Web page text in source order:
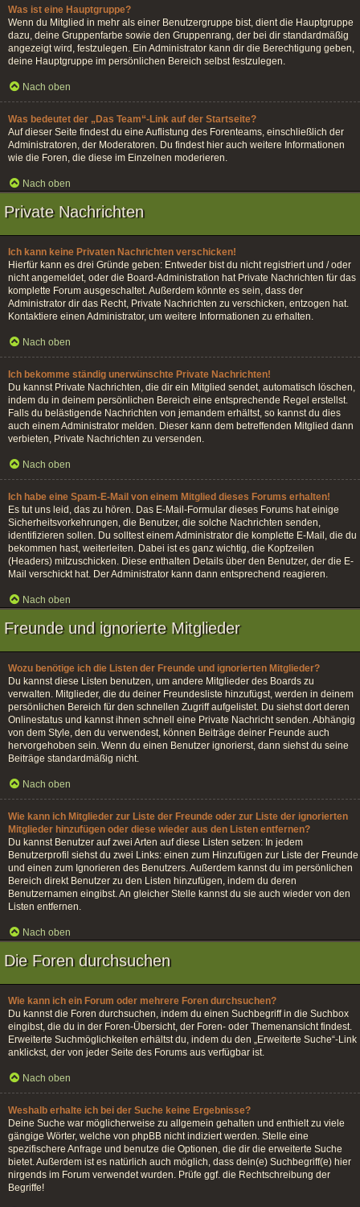
Was ist eine Hauptgruppe?
Wenn du Mitglied in mehr als einer Benutzergruppe bist, dient die Hauptgruppe
dazu, deine Gruppenfarbe sowie den Gruppenrang, der bei dir standardmäßig
angezeigt wird, festzulegen. Ein Administrator kann dir die Berechtigung geben,
deine Hauptgruppe im persönlichen Bereich selbst festzulegen.
Nach oben
Was bedeutet der „Das Team“-Link auf der Startseite?
Auf dieser Seite findest du eine Auflistung des Forenteams, einschließlich der
Administratoren, der Moderatoren. Du findest hier auch weitere Informationen
wie die Foren, die diese im Einzelnen moderieren.
Nach oben
Private Nachrichten
Ich kann keine Privaten Nachrichten verschicken!
Hierfür kann es drei Gründe geben: Entweder bist du nicht registriert und / oder
nicht angemeldet, oder die Board-Administration hat Private Nachrichten für das
komplette Forum ausgeschaltet. Außerdem könnte es sein, dass der
Administrator dir das Recht, Private Nachrichten zu verschicken, entzogen hat.
Kontaktiere einen Administrator, um weitere Informationen zu erhalten.
Nach oben
Ich bekomme ständig unerwünschte Private Nachrichten!
Du kannst Private Nachrichten, die dir ein Mitglied sendet, automatisch löschen,
indem du in deinem persönlichen Bereich eine entsprechende Regel erstellst.
Falls du belästigende Nachrichten von jemandem erhältst, so kannst du dies
auch einem Administrator melden. Dieser kann dem betreffenden Mitglied dann
verbieten, Private Nachrichten zu versenden.
Nach oben
Ich habe eine Spam-E-Mail von einem Mitglied dieses Forums erhalten!
Es tut uns leid, das zu hören. Das E-Mail-Formular dieses Forums hat einige
Sicherheitsvorkehrungen, die Benutzer, die solche Nachrichten senden,
identifizieren sollen. Du solltest einem Administrator die komplette E-Mail, die du
bekommen hast, weiterleiten. Dabei ist es ganz wichtig, die Kopfzeilen
(Headers) mitzuschicken. Diese enthalten Details über den Benutzer, der die E-
Mail verschickt hat. Der Administrator kann dann entsprechend reagieren.
Nach oben
Freunde und ignorierte Mitglieder
Wozu benötige ich die Listen der Freunde und ignorierten Mitglieder?
Du kannst diese Listen benutzen, um andere Mitglieder des Boards zu
verwalten. Mitglieder, die du deiner Freundesliste hinzufügst, werden in deinem
persönlichen Bereich für den schnellen Zugriff aufgelistet. Du siehst dort deren
Onlinestatus und kannst ihnen schnell eine Private Nachricht senden. Abhängig
von dem Style, den du verwendest, können Beiträge deiner Freunde auch
hervorgehoben sein. Wenn du einen Benutzer ignorierst, dann siehst du seine
Beiträge standardmäßig nicht.
Nach oben
Wie kann ich Mitglieder zur Liste der Freunde oder zur Liste der ignorierten
Mitglieder hinzufügen oder diese wieder aus den Listen entfernen?
Du kannst Benutzer auf zwei Arten auf diese Listen setzen: In jedem
Benutzerprofil siehst du zwei Links: einen zum Hinzufügen zur Liste der Freunde
und einen zum Ignorieren des Benutzers. Außerdem kannst du im persönlichen
Bereich direkt Benutzer zu den Listen hinzufügen, indem du deren
Benutzernamen eingibst. An gleicher Stelle kannst du sie auch wieder von den
Listen entfernen.
Nach oben
Die Foren durchsuchen
Wie kann ich ein Forum oder mehrere Foren durchsuchen?
Du kannst die Foren durchsuchen, indem du einen Suchbegriff in die Suchbox
eingibst, die du in der Foren-Übersicht, der Foren- oder Themenansicht findest.
Erweiterte Suchmöglichkeiten erhältst du, indem du den „Erweiterte Suche“-Link
anklickst, der von jeder Seite des Forums aus verfügbar ist.
Nach oben
Weshalb erhalte ich bei der Suche keine Ergebnisse?
Deine Suche war möglicherweise zu allgemein gehalten und enthielt zu viele
gängige Wörter, welche von phpBB nicht indiziert werden. Stelle eine
spezifischere Anfrage und benutze die Optionen, die dir die erweiterte Suche
bietet. Außerdem ist es natürlich auch möglich, dass dein(e) Suchbegriff(e) hier
nirgends im Forum verwendet wurden. Prüfe ggf. die Rechtschreibung der
Begriffe!